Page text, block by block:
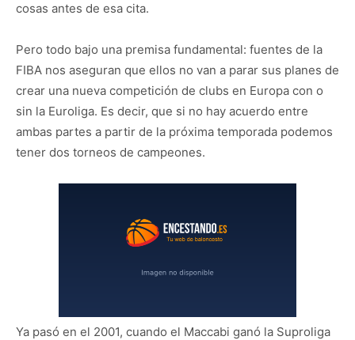
cosas antes de esa cita.
Pero todo bajo una premisa fundamental: fuentes de la
FIBA nos aseguran que ellos no van a parar sus planes de
crear una nueva competición de clubs en Europa con o
sin la Euroliga. Es decir, que si no hay acuerdo entre
ambas partes a partir de la próxima temporada podemos
tener dos torneos de campeones.
Ya pasó en el 2001, cuando el Maccabi ganó la Suproliga